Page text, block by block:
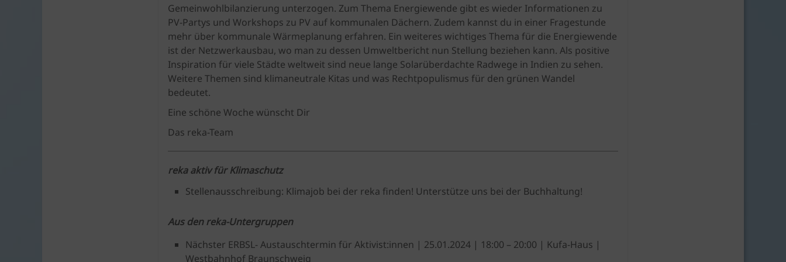
Gemeinwohlbilanzierung unterzogen. Zum Thema Energiewende gibt es wieder Informationen zu
PV-Partys und Workshops zu PV auf kommunalen Dächern. Zudem kannst du in einer Fragestunde
mehr über kommunale Wärmeplanung erfahren. Ein weiteres wichtiges Thema für die Energiewende
ist der Netzwerkausbau, wo man zu dessen Umweltbericht nun Stellung beziehen kann. Als positive
Inspiration für viele Städte weltweit sind neue lange Solarüberdachte Radwege in Indien zu sehen.
Weitere Themen sind klimaneutrale Kitas und was Rechtpopulismus für den grünen Wandel
bedeutet.
Eine schöne Woche wünscht Dir
Das reka-Team
reka aktiv für Klimaschutz
Stellenausschreibung: Klimajob bei der reka finden! Unterstütze uns bei der Buchhaltung!
Aus den reka-Untergruppen
Nächster ERBSL- Austauschtermin für Aktivist:innen | 25.01.2024 | 18:00 – 20:00 | Kufa-Haus |
Westbahnhof Braunschweig